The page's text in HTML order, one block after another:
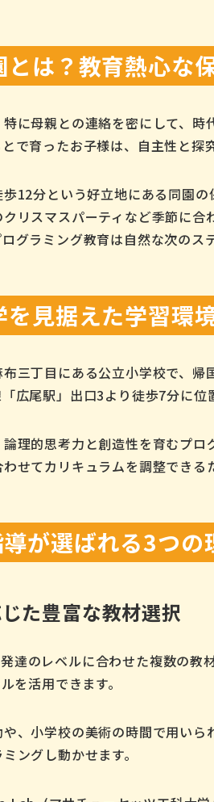
は？教育熱心な
に母親との連絡を密にして、
で育ったお子様は、自主性と探
12分という好立地にある同園
リスマスパーティなど季節に
グラミング教育は自然な次のス
見据えた学習環
三丁目にある公立小学校で、
広尾駅」出口3より徒歩7分に位
理的思考力と創造性を育むプ
せてカリキュラムを調整できる
が選ばれる3つの
た豊富な教材選択
のレベルに合わせた複数の教
を活用できます。
、小学校の美術の時間で用い
ングし動かせます。